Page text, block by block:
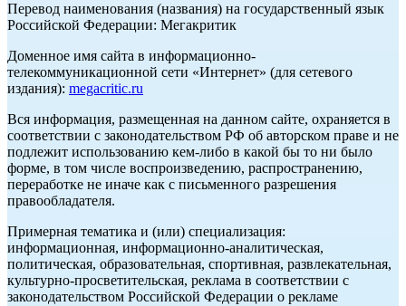
Перевод наименования (названия) на государственный язык
Российской Федерации: Мегакритик
Доменное имя сайта в информационно-
телекоммуникационной сети «Интернет» (для сетевого
издания): megacritic.ru
Вся информация, размещенная на данном сайте, охраняется в
соответствии с законодательством РФ об авторском праве и не
подлежит использованию кем-либо в какой бы то ни было
форме, в том числе воспроизведению, распространению,
переработке не иначе как с письменного разрешения
правообладателя.
Примерная тематика и (или) специализация:
информационная, информационно-аналитическая,
политическая, образовательная, спортивная, развлекательная,
культурно-просветительская, реклама в соответствии с
законодательством Российской Федерации о рекламе